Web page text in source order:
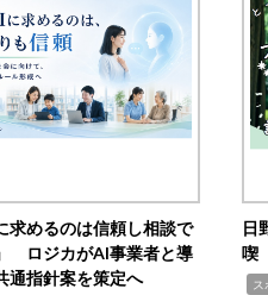
求めるのは信頼し相談で
ロジカがAI事業者と導
通指針案を策定へ
日
喫
ス